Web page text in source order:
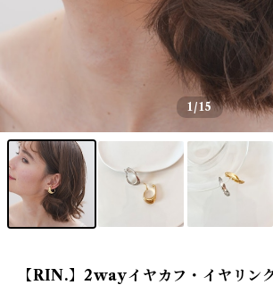
1/15
【RIN.】2wayイヤカフ・イヤリン